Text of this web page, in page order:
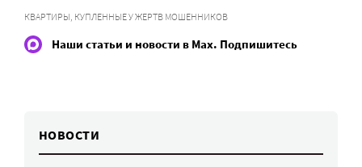
КВАРТИРЫ, КУПЛЕННЫЕ У ЖЕРТВ МОШЕННИКОВ
Наши статьи и новости в Max. Подпишитесь
НОВОСТИ